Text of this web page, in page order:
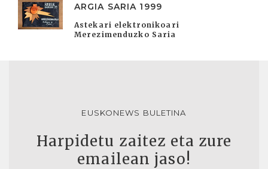
ARGIA SARIA 1999
Astekari elektronikoari
Merezimenduzko Saria
EUSKONEWS BULETINA
Harpidetu zaitez eta zure
emailean jaso!